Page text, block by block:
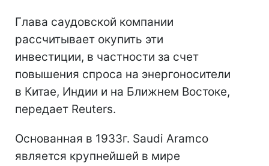
Глава саудовской компании
рассчитывает окупить эти
инвестиции, в частности за счет
повышения спроса на энергоносители
в Китае, Индии и на Ближнем Востоке,
передает Reuters.
Основанная в 1933г. Saudi Aramco
является крупнейшей в мире